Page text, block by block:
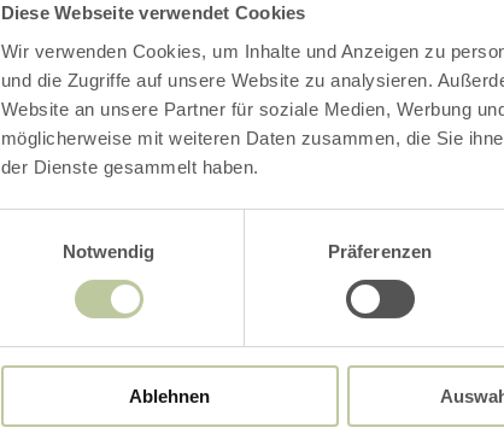
Diese Webseite verwendet Cookies
Wir verwenden Cookies, um Inhalte und Anzeigen zu
und die Zugriffe auf unsere Website zu analysieren.
Website an unsere Partner für soziale Medien, Werbung
möglicherweise mit weiteren Daten zusammen, die Sie
der Dienste gesammelt haben.
Notwendig
Präferenzen
Ablehnen